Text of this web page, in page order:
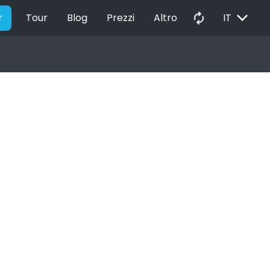
Tour Blog Prezzi Altro autorenew IT EXPAND_MORE